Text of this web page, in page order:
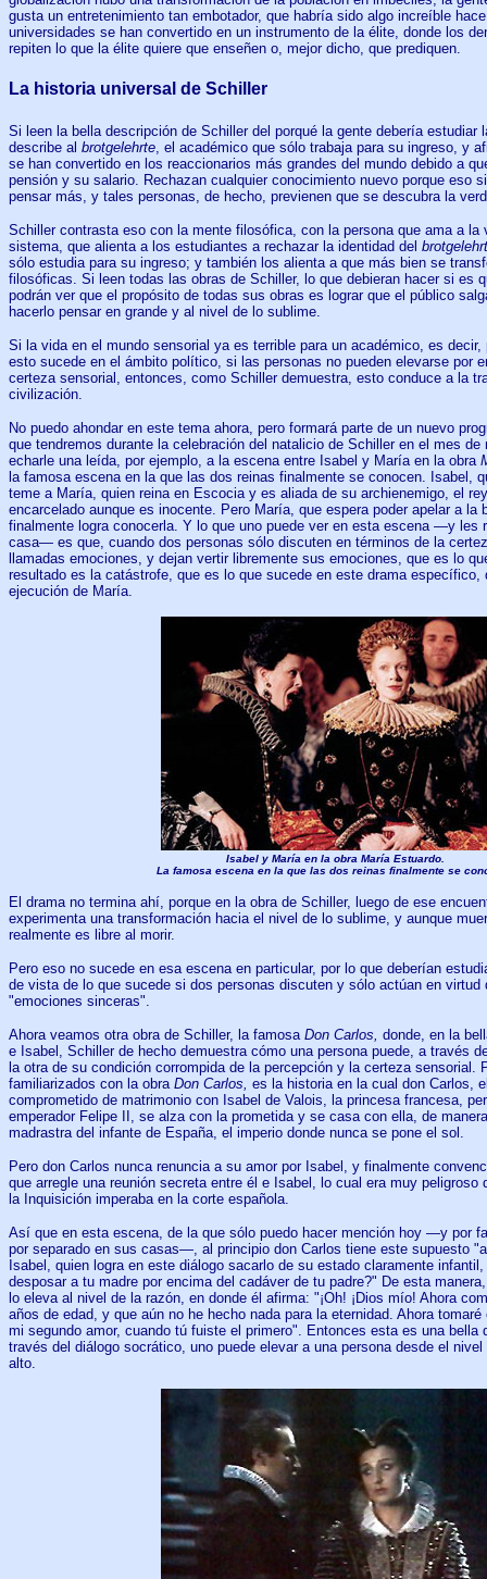
gusta un entretenimiento tan embotador, que habría sido algo increíble
universidades se han convertido en un instrumento de la élite, donde los
repiten lo que la élite quiere que enseñen o, mejor dicho, que prediquen.
La historia universal de Schiller
Si leen la bella descripción de Schiller del porqué la gente debería estudiar
describe al brotgelehrte , el académico que sólo trabaja para su ingreso, y
se han convertido en los reaccionarios más grandes del mundo debido a
pensión y su salario. Rechazan cualquier conocimiento nuevo porque eso
pensar más, y tales personas, de hecho, previenen que se descubra la
Schiller contrasta eso con la mente filosófica, con la persona que ama a la
sistema, que alienta a los estudiantes a rechazar la identidad del
sólo estudia para su ingreso; y también los alienta a que más bien se
filosóficas. Si leen todas las obras de Schiller, lo que debieran hacer si es
podrán ver que el propósito de todas sus obras es lograr que el público
hacerlo pensar en grande y al nivel de lo sublime.
Si la vida en el mundo sensorial ya es terrible para un académico, es
esto sucede en el ámbito político, si las personas no pueden elevarse por
certeza sensorial, entonces, como Schiller demuestra, esto conduce a la
civilización.
No puedo ahondar en este tema ahora, pero formará parte de un nuevo
que tendremos durante la celebración del natalicio de Schiller en el mes de
echarle una leída, por ejemplo, a la escena entre Isabel y María en la obra
la famosa escena en la que las dos reinas finalmente se conocen. Isabel,
teme a María, quien reina en Escocia y es aliada de su archienemigo, el
encarcelado aunque es inocente. Pero María, que espera poder apelar a la
finalmente logra conocerla. Y lo que uno puede ver en esta escena —y les
casa— es que, cuando dos personas sólo discuten en términos de la
llamadas emociones, y dejan vertir libremente sus emociones, que es lo
resultado es la catástrofe, que es lo que sucede en este drama específico,
ejecución de María.
Isabel y María en la obra María Estuardo.
La famosa escena en la que las dos reinas finalmente se
El drama no termina ahí, porque en la obra de Schiller, luego de ese
experimenta una transformación hacia el nivel de lo sublime, y aunque
realmente es libre al morir.
Pero eso no sucede en esa escena en particular, por lo que deberían
de vista de lo que sucede si dos personas discuten y sólo actúan en virtud
"emociones sinceras".
Ahora veamos otra obra de Schiller, la famosa Don Carlos, donde, en la
e Isabel, Schiller de hecho demuestra cómo una persona puede, a través
la otra de su condición corrompida de la percepción y la certeza sensorial.
familiarizados con la obra Don Carlos, es la historia en la cual don Carlos,
comprometido de matrimonio con Isabel de Valois, la princesa francesa,
emperador Felipe II, se alza con la prometida y se casa con ella, de
madrastra del infante de España, el imperio donde nunca se pone el sol.
Pero don Carlos nunca renuncia a su amor por Isabel, y finalmente
que arregle una reunión secreta entre él e Isabel, lo cual era muy peligroso
la Inquisición imperaba en la corte española.
Así que en esta escena, de la que sólo puedo hacer mención hoy —y por
por separado en sus casas—, al principio don Carlos tiene este supuesto
Isabel, quien logra en este diálogo sacarlo de su estado claramente
desposar a tu madre por encima del cadáver de tu padre?" De esta
lo eleva al nivel de la razón, en donde él afirma: "¡Oh! ¡Dios mío! Ahora
años de edad, y que aún no he hecho nada para la eternidad. Ahora
mi segundo amor, cuando tú fuiste el primero". Entonces esta es una bella
través del diálogo socrático, uno puede elevar a una persona desde el
alto.